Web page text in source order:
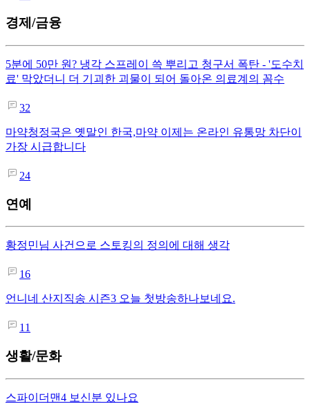
경제/금융
5분에 50만 원? 냉각 스프레이 쓱 뿌리고 청구서 폭탄 - '도수치
료' 막았더니 더 기괴한 괴물이 되어 돌아온 의료계의 꼼수
32
마약청정국은 옛말인 한국,마약 이제는 온라인 유통망 차단이
가장 시급합니다
24
연예
황정민님 사건으로 스토킹의 정의에 대해 생각
16
언니네 산지직송 시즌3 오늘 첫방송하나보네요.
11
생활/문화
스파이더맨4 보신분 있나요